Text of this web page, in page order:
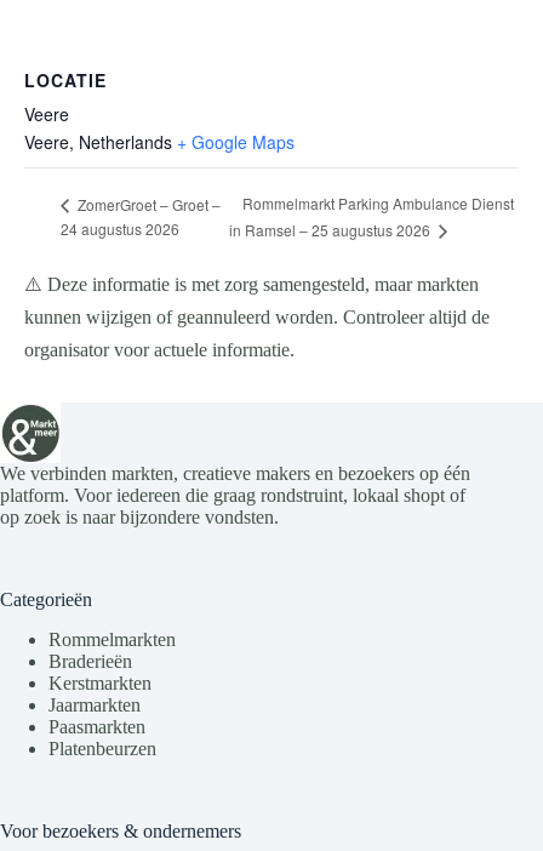
LOCATIE
Veere
Veere, Netherlands + Google Maps
ZomerGroet – Groet –
24 augustus 2026
Rommelmarkt Parking Ambulance Dienst
in Ramsel – 25 augustus 2026
⚠️ Deze informatie is met zorg samengesteld, maar markten
kunnen wijzigen of geannuleerd worden. Controleer altijd de
organisator voor actuele informatie.
We verbinden markten, creatieve makers en bezoekers op één
platform. Voor iedereen die graag rondstruint, lokaal shopt of
op zoek is naar bijzondere vondsten.
Categorieën
Rommelmarkten
Braderieën
Kerstmarkten
Jaarmarkten
Paasmarkten
Platenbeurzen
Voor bezoekers & ondernemers